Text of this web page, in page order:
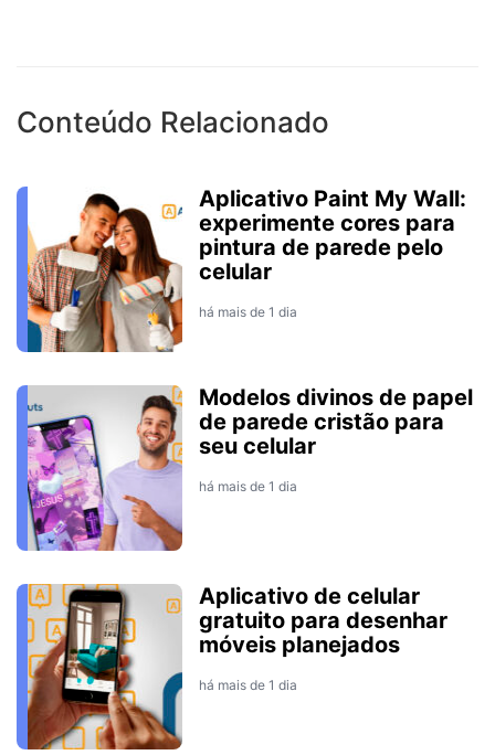
Conteúdo Relacionado
Aplicativo Paint My Wall:
experimente cores para
pintura de parede pelo
celular
há mais de 1 dia
Modelos divinos de papel
de parede cristão para
seu celular
há mais de 1 dia
Aplicativo de celular
gratuito para desenhar
móveis planejados
há mais de 1 dia